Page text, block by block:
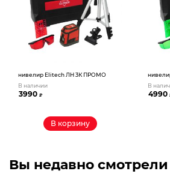
нивелир Elitech ЛН 3К ПРОМО
В наличии
3990₽
В корзину
В
4990
Вы недавно смотрели